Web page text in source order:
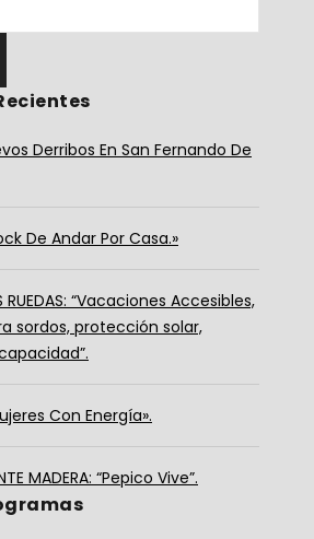
Derribos En San Fernando De
De Andar Por Casa.»
RUEDAS: “Vacaciones Accesibles,
sordos, protección solar,
Con Energía».
MADERA: “Pepico Vive”.